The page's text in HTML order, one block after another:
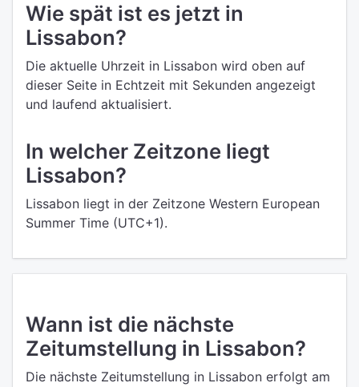
Wie spät ist es jetzt in
Lissabon?
Die aktuelle Uhrzeit in Lissabon wird oben auf
dieser Seite in Echtzeit mit Sekunden angezeigt
und laufend aktualisiert.
In welcher Zeitzone liegt
Lissabon?
Lissabon liegt in der Zeitzone Western European
Summer Time (UTC+1).
Wann ist die nächste
Zeitumstellung in Lissabon?
Die nächste Zeitumstellung in Lissabon erfolgt am